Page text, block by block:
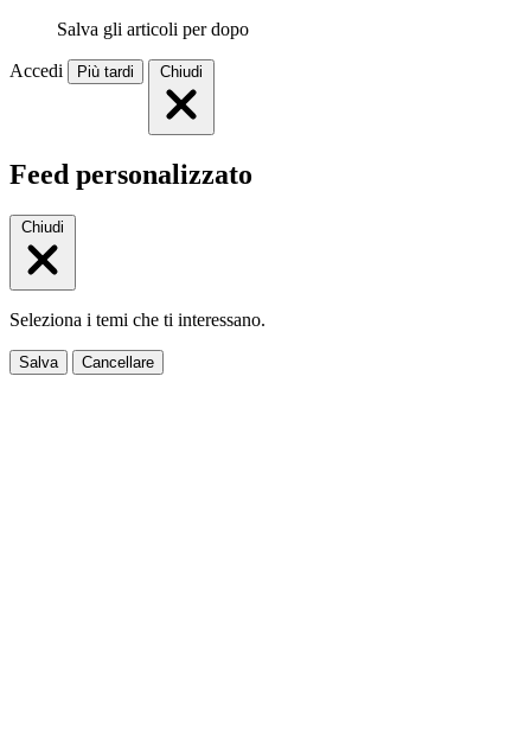
Salva gli articoli per dopo
Accedi Più tardi Chiudi
Feed personalizzato
Chiudi
Seleziona i temi che ti interessano.
Salva Cancellare